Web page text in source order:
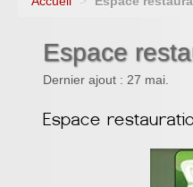
Orientations
Contacter
PRONOTE
Espace
Dernier ajout : 27 mai.